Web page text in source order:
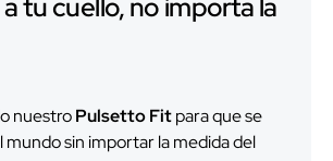
tu cuello, no importa la
nuestroPulsetto Fitpara que se
mundo sin importar la medida del